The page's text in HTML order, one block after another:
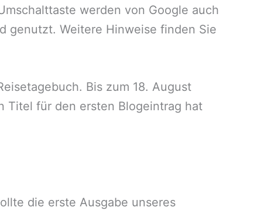
werden von Google auch
genutzt. Weitere Hinweise finden Sie
Bis zum 18. August
Titel für den ersten Blogeintrag hat
die erste Ausgabe unseres